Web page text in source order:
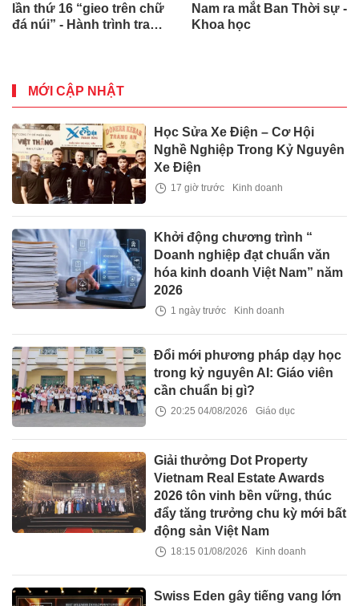
lần thứ 16 “gieo trên chữ
đá núi” - Hành trình trao
Tân - Lâm Đồng
Nam ra mắt Ban Thời sự -
Khoa học
MỚI CẬP NHẬT
Học Sửa Xe Điện – Cơ Hội
Nghề Nghiệp Trong Kỷ Nguyên
Xe Điện
17 giờ trước Kinh doanh
Khởi động chương trình “
Doanh nghiệp đạt chuẩn văn
hóa kinh doanh Việt Nam” năm
2026
1 ngày trước Kinh doanh
Đổi mới phương pháp dạy học
trong kỷ nguyên AI: Giáo viên
cần chuẩn bị gì?
20:25 04/08/2026 Giáo dục
Giải thưởng Dot Property
Vietnam Real Estate Awards
2026 tôn vinh bền vững, thúc
đẩy tăng trưởng chu kỳ mới bất
động sản Việt Nam
18:15 01/08/2026 Kinh doanh
Swiss Eden gây tiếng vang lớn